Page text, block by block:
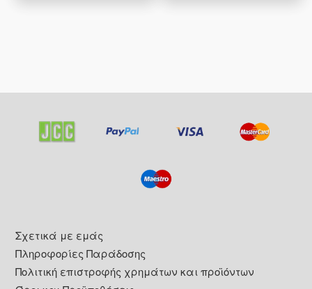
Footer
Σχετικά με εμάς
Πληροφορίες Παράδοσης
Πολιτική επιστροφής χρημάτων και προϊόντων